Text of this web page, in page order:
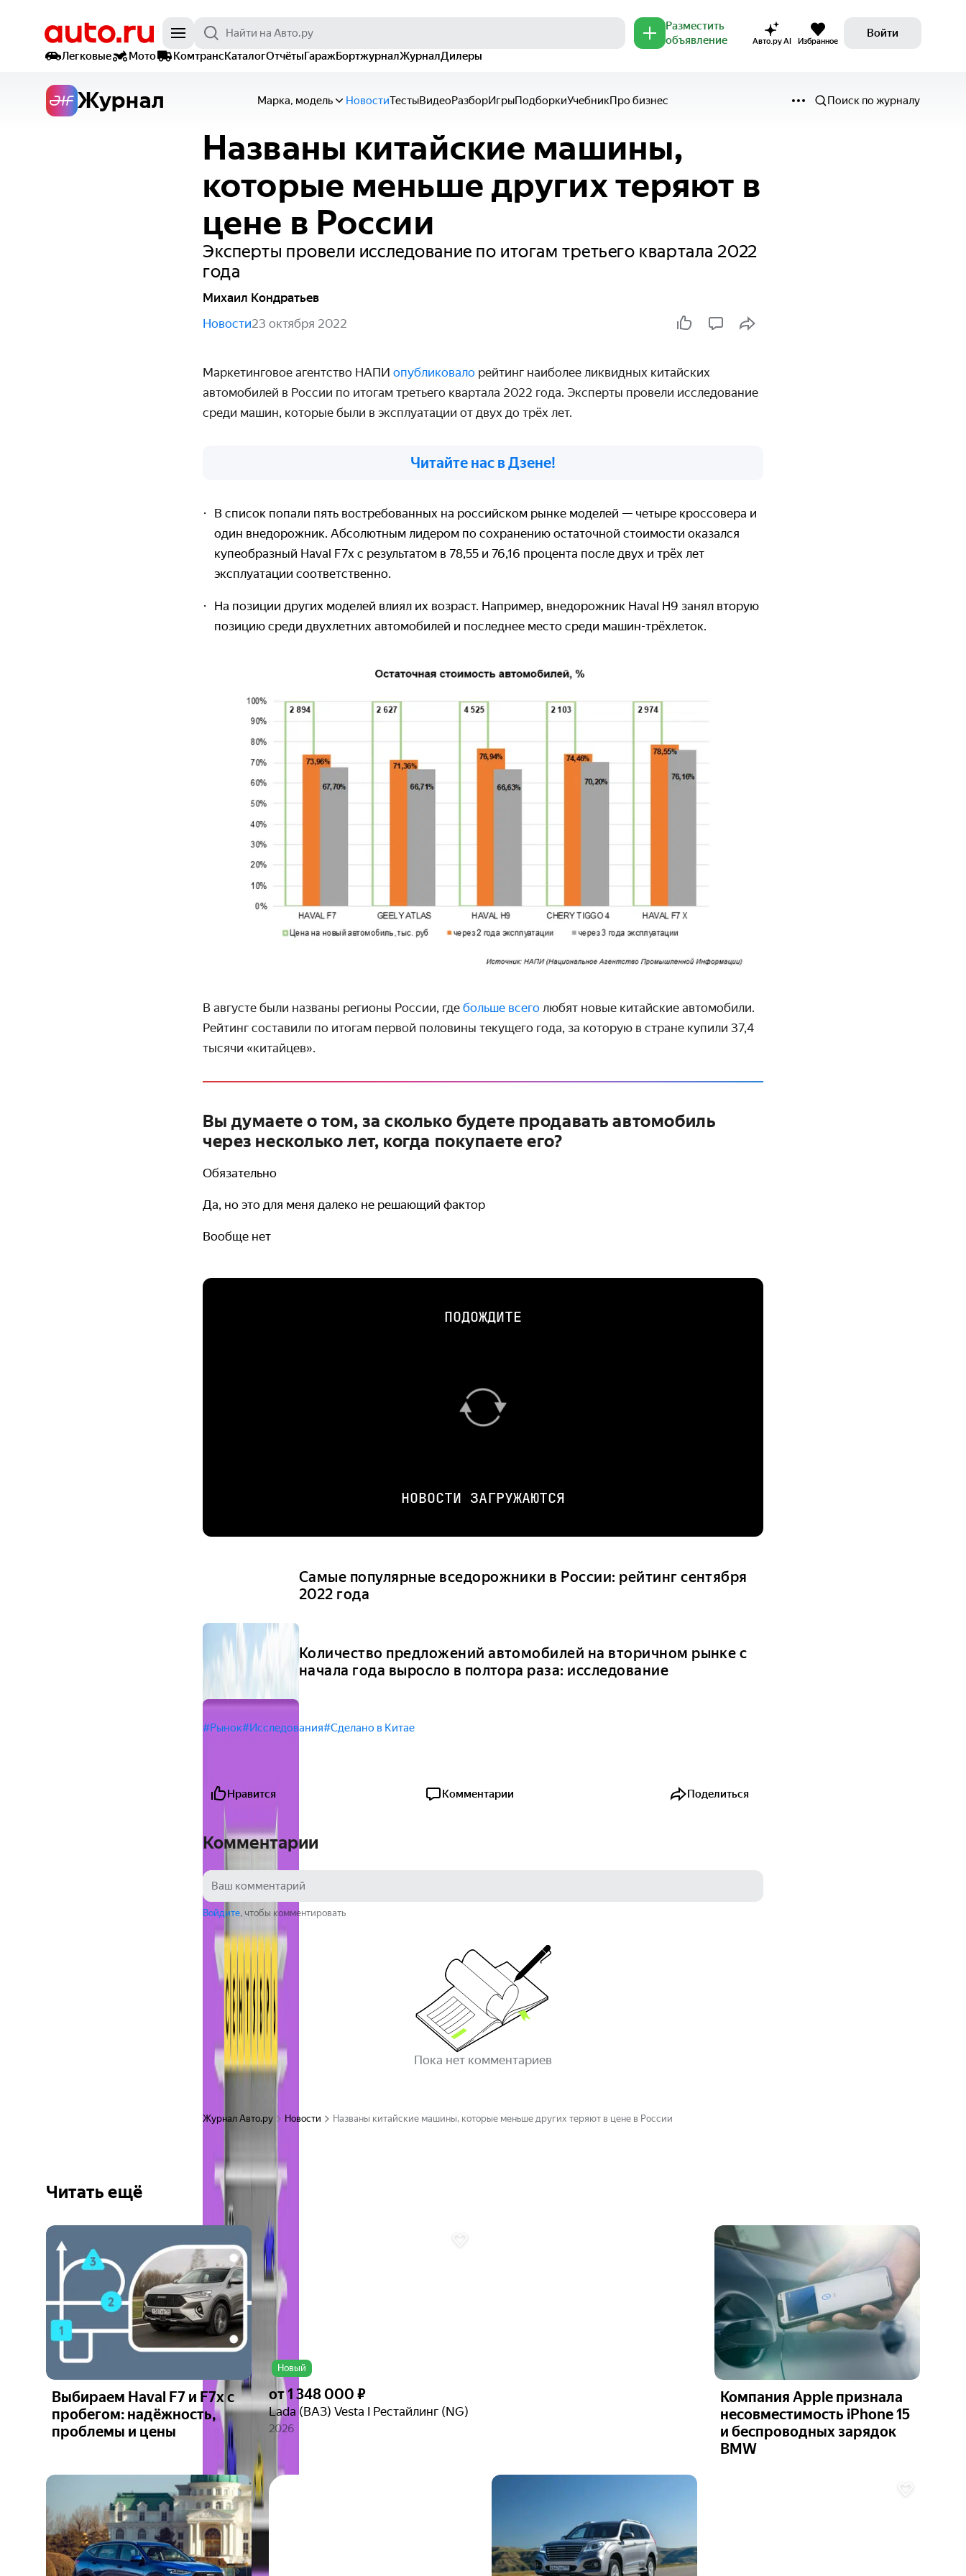
Разместить
объявление
Авто.ру AI Избранное
Войти
Легковые
Мото КомтрансКаталогОтчётыГаражБортжурналЖурналДилеры
Журнал Марка, модель НовостиТестыВидеоРазборИгрыПодборкиУчебникПро бизнес Поиск по журналу
Названы китайские машины,
которые меньше других теряют в
цене в России
Эксперты провели исследование по итогам третьего квартала 2022
года
Михаил Кондратьев
Новости23 октября 2022
Маркетинговое агентство НАПИ опубликовало рейтинг наиболее ликвидных китайских
автомобилей в России по итогам третьего квартала 2022 года. Эксперты провели исследование
среди машин, которые были в эксплуатации от двух до трёх лет.
Читайте нас в Дзене!
В список попали пять востребованных на российском рынке моделей — четыре кроссовера и
один внедорожник. Абсолютным лидером по сохранению остаточной стоимости оказался
купеобразный Haval F7x с результатом в 78,55 и 76,16 процента после двух и трёх лет
эксплуатации соответственно.
На позиции других моделей влиял их возраст. Например, внедорожник Haval H9 занял вторую
позицию среди двухлетних автомобилей и последнее место среди машин-трёхлеток.
В августе были названы регионы России, где больше всего любят новые китайские автомобили.
Рейтинг составили по итогам первой половины текущего года, за которую в стране купили 37,4
тысячи «китайцев».
Вы думаете о том, за сколько будете продавать автомобиль
через несколько лет, когда покупаете его?
Обязательно
Да, но это для меня далеко не решающий фактор
Вообще нет
ПОДОЖДИТЕ
НОВОСТИ ЗАГРУЖАЮТСЯ
Самые популярные вседорожники в России: рейтинг сентября
2022 года
Количество предложений автомобилей на вторичном рынке с
начала года выросло в полтора раза: исследование
#Рынок#Исследования#Сделано в Китае
Нравится Комментарии Поделиться
Комментарии
Войдите, чтобы комментировать
Пока нет комментариев
Журнал Авто.ру Новости Названы китайские машины, которые меньше других теряют в цене в России
Читать ещё
Выбираем Haval F7 и F7x с
пробегом: надёжность,
проблемы и цены
Новый
Ещё 6
фото
от1 348 000 ₽
Lada (ВАЗ) Vesta I Рестайлинг (NG)
2026
Компания Apple признала
несовместимость iPhone 15
и беспроводных зарядок
BMW